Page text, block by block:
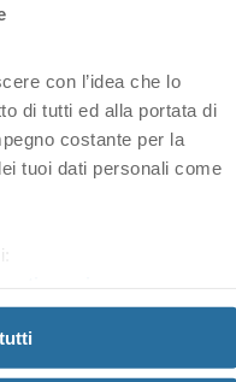
con l’idea che lo
di tutti ed alla portata di
costante per la
tuoi dati personali come
La loro peculiarità
l’identità del tuo sito .
l’estensione